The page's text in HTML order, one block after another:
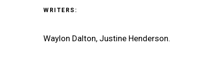
WRITERS:
Waylon Dalton, Justine Henderson.